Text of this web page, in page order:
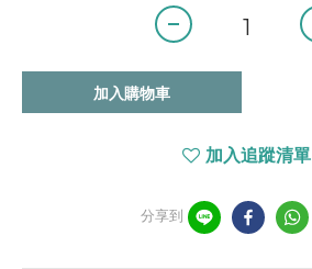
加入購物車
加入追蹤清單
分享到